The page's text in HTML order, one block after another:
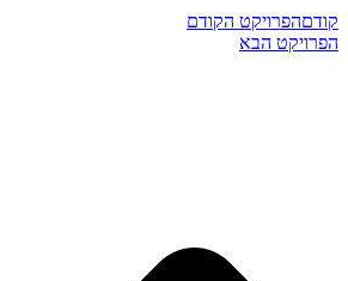
קודםהפרויקט הקודם
הפרויקט הבא